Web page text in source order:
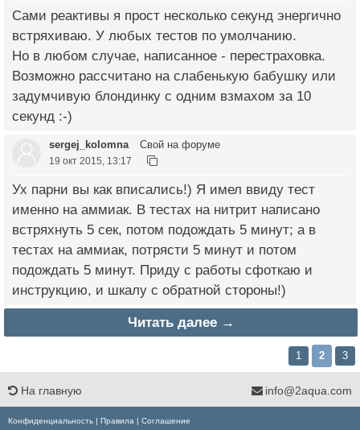
Сами реактивы я прост несколько секунд энергично
встряхиваю. У любых тестов по умолчанию.
Но в любом случае, написанное - перестраховка.
Возможно рассчитано на слабенькую бабушку или
задумчивую блондинку с одним взмахом за 10
секунд :-)
sergej_kolomna Свой на форуме
19 окт 2015, 13:17
Ух парни вы как вписались!) Я имел ввиду тест
именно на аммиак. В тестах на нитрит написано
встряхнуть 5 сек, потом подождать 5 минут; а в
тестах на аммиак, потрясти 5 минут и потом
подождать 5 минут. Приду с работы сфоткаю и
инструкцию, и шкалу с обратной стороны!)
Читать далее →
1 2 3
На главную info@2aqua.com
Конфиденциальность | Правила | Соглашение